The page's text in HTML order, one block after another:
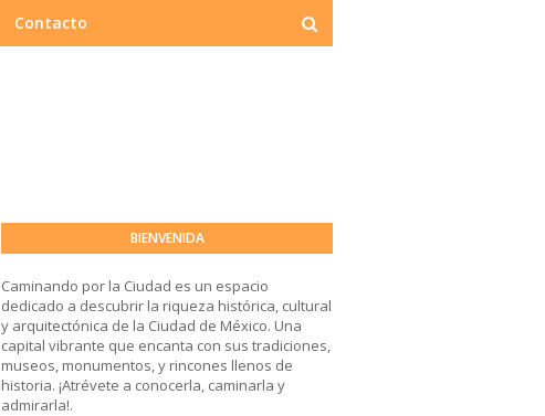
Contacto
BIENVENIDA
Caminando por la Ciudad es un espacio
dedicado a descubrir la riqueza histórica, cultural
y arquitectónica de la Ciudad de México. Una
capital vibrante que encanta con sus tradiciones,
museos, monumentos, y rincones llenos de
historia. ¡Atrévete a conocerla, caminarla y
admirarla!.